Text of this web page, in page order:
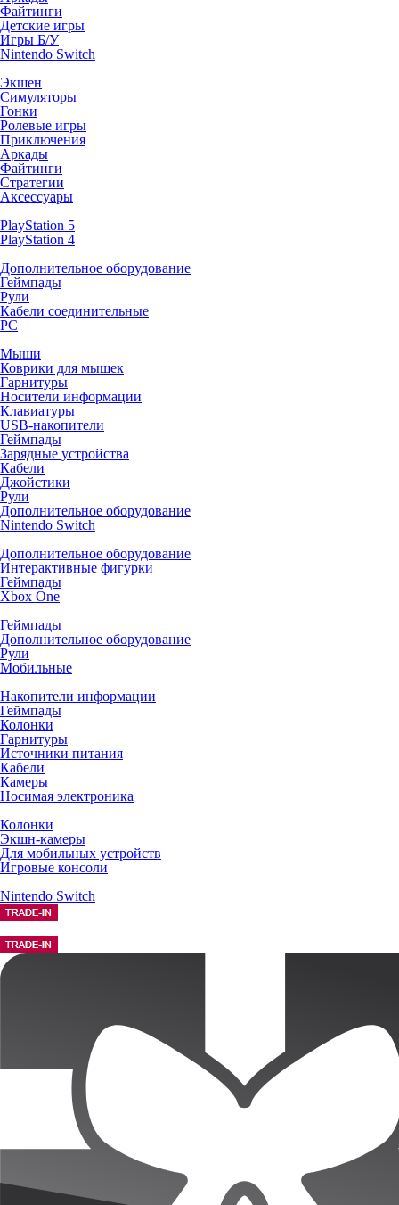
Файтинги
Детские игры
Игры Б/У
Nintendo Switch
Экшен
Симуляторы
Гонки
Ролевые игры
Приключения
Аркады
Файтинги
Стратегии
Аксессуары
PlayStation 5
PlayStation 4
Дополнительное оборудование
Геймпады
Рули
Кабели соединительные
PC
Мыши
Коврики для мышек
Гарнитуры
Носители информации
Клавиатуры
USB-накопители
Геймпады
Зарядные устройства
Кабели
Джойстики
Рули
Дополнительное оборудование
Nintendo Switch
Дополнительное оборудование
Интерактивные фигурки
Геймпады
Xbox One
Геймпады
Дополнительное оборудование
Рули
Мобильные
Накопители информации
Геймпады
Колонки
Гарнитуры
Источники питания
Кабели
Камеры
Носимая электроника
Колонки
Экшн-камеры
Для мобильных устройств
Игровые консоли
Nintendo Switch